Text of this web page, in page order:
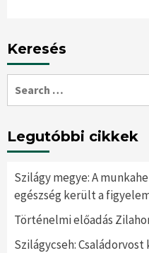
Keresés
for:
Legutóbbi cikkek
Szilágy megye: A
egészség került a
Történelmi előadás
Szilágycseh: